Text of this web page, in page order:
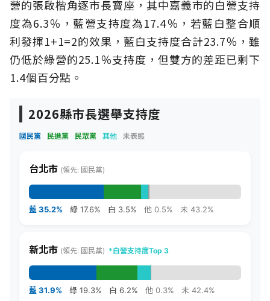
營的張啟楷角逐市長寶座，其中嘉義市的白營支持
度為6.3％，藍營支持度為17.4％，若藍白整合順
利發揮1+1=2的效果，藍白支持度合計23.7％，雖
仍低於綠營的25.1％支持度，但雙方的差距已剩下
1.4個百分點。
2026縣市長選舉支持度
國民黨 民進黨 民眾黨 其他 未表態
台北市 (領先: 國民黨)
藍 35.2% 綠 17.6% 白 3.5% 他 0.5% 未 43.2%
新北市 (領先: 國民黨) *白營支持度Top 3
藍 31.9% 綠 19.3% 白 6.2% 他 0.3% 未 42.4%